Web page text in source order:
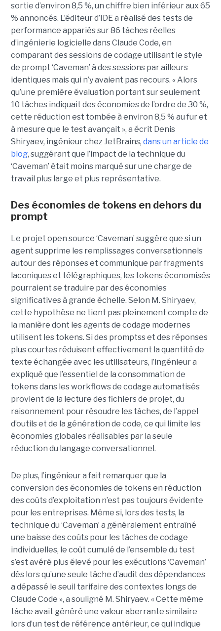
sortie d’environ 8,5 %, un chiffre bien inférieur aux 65
% annoncés. L’éditeur d’IDE a réalisé des tests de
performance appariés sur 86 tâches réelles
d’ingénierie logicielle dans Claude Code, en
comparant des sessions de codage utilisant le style
de prompt ‘Caveman’ à des sessions par ailleurs
identiques mais qui n’y avaient pas recours. « Alors
qu’une première évaluation portant sur seulement
10 tâches indiquait des économies de l’ordre de 30 %,
cette réduction est tombée à environ 8,5 % au fur et
à mesure que le test avançait », a écrit Denis
Shiryaev, ingénieur chez JetBrains, dans un article de
blog, suggérant que l’impact de la technique du
‘Caveman’ était moins marqué sur une charge de
travail plus large et plus représentative.
Des économies de tokens en dehors du
prompt
Le projet open source ‘Caveman’ suggère que si un
agent supprime les remplissages conversationnels
autour des réponses et communique par fragments
laconiques et télégraphiques, les tokens économisés
pourraient se traduire par des économies
significatives à grande échelle. Selon M. Shiryaev,
cette hypothèse ne tient pas pleinement compte de
la manière dont les agents de codage modernes
utilisent les tokens. Si des promptss et des réponses
plus courtes réduisent effectivement la quantité de
texte échangée avec les utilisateurs, l’ingénieur a
expliqué que l’essentiel de la consommation de
tokens dans les workflows de codage automatisés
provient de la lecture des fichiers de projet, du
raisonnement pour résoudre les tâches, de l’appel
d’outils et de la génération de code, ce qui limite les
économies globales réalisables par la seule
réduction du langage conversationnel.
De plus, l’ingénieur a fait remarquer que la
conversion des économies de tokens en réduction
des coûts d’exploitation n’est pas toujours évidente
pour les entreprises. Même si, lors des tests, la
technique du ‘Caveman’ a généralement entraîné
une baisse des coûts pour les tâches de codage
individuelles, le coût cumulé de l’ensemble du test
s’est avéré plus élevé pour les exécutions ‘Caveman’
dès lors qu’une seule tâche d’audit des dépendances
a dépassé le seuil tarifaire des contextes longs de
Claude Code », a souligné M. Shiryaev. « Cette même
tâche avait généré une valeur aberrante similaire
lors d’un test de référence antérieur, ce qui indique